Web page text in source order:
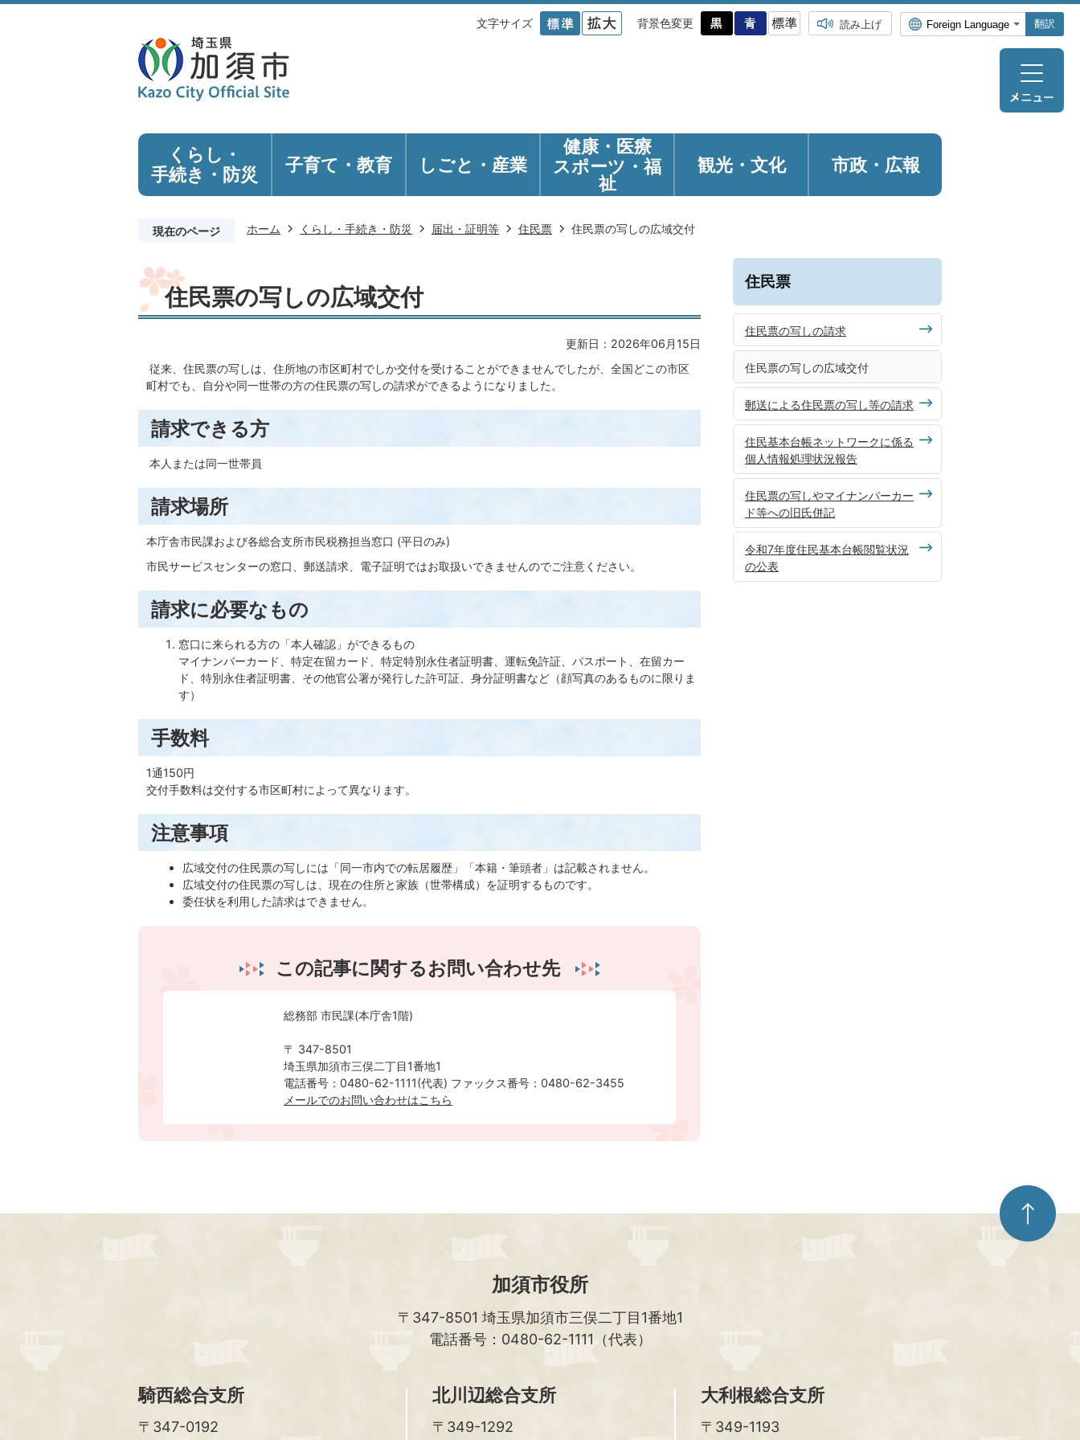
文字サイズ 背景色変更 読み上げ 翻訳
くらし・
手続き ・防災 子育て・教育 しごと・産業
健康・医療
スポーツ・福
祉
観光・ 文化 市政・広報
現在のページ ホーム くらし・手続き・防災 届出・証明等 住民票 住民票の写しの広域交付
住民票の写しの広域交付
更新日：2026年06月15日
従来、住民票の写しは、住所地の市区町村でしか交付を受けることができませんでしたが、全国どこの市区
町村でも、自分や同一世帯の方の住民票の写しの請求ができるようになりました。
請求できる方
本人または同一世帯員
請求場所
本庁舎市民課および各総合支所市民税務担当窓口 (平日のみ)
市民サービスセンターの窓口、郵送請求、電子証明ではお取扱いできませんのでご注意ください。
請求に必要なもの
窓口に来られる方の「本人確認」ができるもの
マイナンバーカード、特定在留カード、特定特別永住者証明書、運転免許証、パスポート、在留カー
ド、特別永住者証明書、その他官公署が発行した許可証、身分証明書など（顔写真のあるものに限りま
す）
手数料
1通150円
交付手数料は交付する市区町村によって異なります。
注意事項
広域交付の住民票の写しには「同一市内での転居履歴」「本籍・筆頭者」は記載されません。
広域交付の住民票の写しは、現在の住所と家族（世帯構成）を証明するものです。
委任状を利用した請求はできません。
この記事に関するお問い合わせ先
総務部 市民課(本庁舎1階)
〒 347-8501
埼玉県加須市三俣二丁目1番地1
電話番号：0480-62-1111(代表) ファックス番号：0480-62-3455
メールでのお問い合わせはこちら
住民票
住民票の写しの請求
住民票の写しの広域交付
郵送による住民票の写し等の請求
住民基本台帳ネットワークに係る
個人情報処理状況報告
住民票の写しやマイナンバーカー
ド等への旧氏併記
令和7年度住民基本台帳閲覧状況
の公表
ペ
ー
ジ
加須市役所
〒347-8501 埼玉県加須市三俣二丁目1番地1
電話番号：0480-62-1111（代表）
騎西総合支所
〒347-0192
北川辺総合支所
〒349-1292
大利根総合支所
〒349-1193